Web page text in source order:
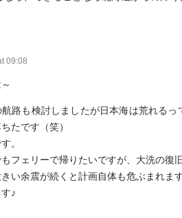
09:08
路も検討しましたが日本海は荒れる
たです（笑）
。
フェリーで帰りたいですが、大洗の復
い余震が続くと計画自体も危ぶまれます
♪